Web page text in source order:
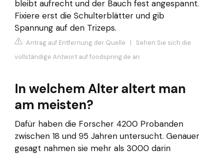
bleibt aufrecht und der Bauch fest angespannt.
Fixiere erst die Schulterblätter und gib
Spannung auf den Trizeps.
Antrag auf Entfernung der Quelle | Sehen Sie sich die
vollständige Antwort auf foodspring.de an
In welchem Alter altert man
am meisten?
Dafür haben die Forscher 4200 Probanden
zwischen 18 und 95 Jahren untersucht. Genauer
gesagt nahmen sie mehr als 3000 darin